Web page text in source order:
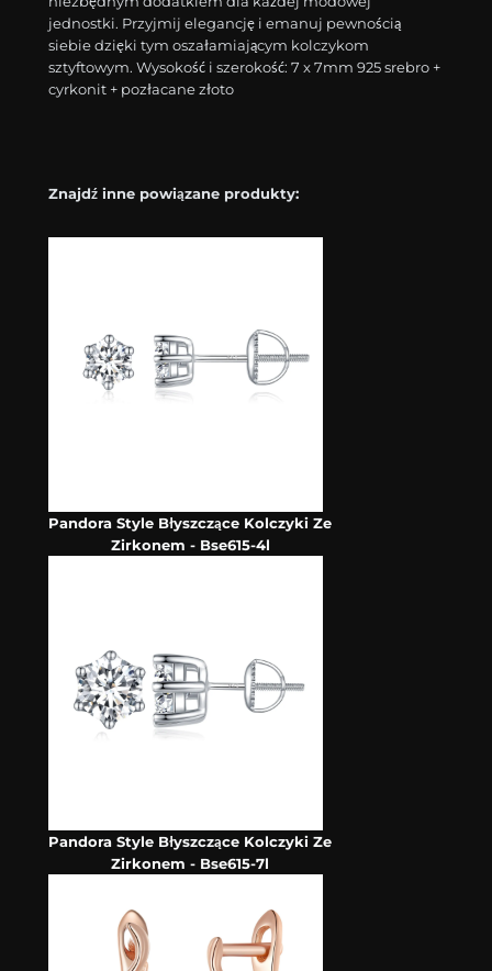
jednostki. Przyjmij elegancję i emanuj pewnością
siebie dzięki tym oszałamiającym kolczykom
sztyftowym. Wysokość i szerokość: 7 x 7mm 925 srebro +
cyrkonit + pozłacane złoto
Znajdź inne powiązane produkty:
Pandora Style Błyszczące Kolczyki Ze
Zirkonem - Bse615-4l
Pandora Style Błyszczące Kolczyki Ze
Zirkonem - Bse615-7l